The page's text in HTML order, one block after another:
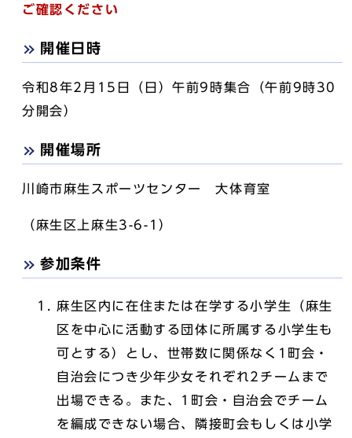
ご確認ください
開催日時
令和8年2月15日（日）午前9時集合（午前9時30
分開会）
開催場所
川崎市麻生スポーツセンター 大体育室
（麻生区上麻生3-6-1）
参加条件
麻生区内に在住または在学する小学生（麻生
区を中心に活動する団体に所属する小学生も
可とする）とし、世帯数に関係なく1町会・
自治会につき少年少女それぞれ2チームまで
出場できる。また、1町会・自治会でチーム
を編成できない場合、隣接町会もしくは小学